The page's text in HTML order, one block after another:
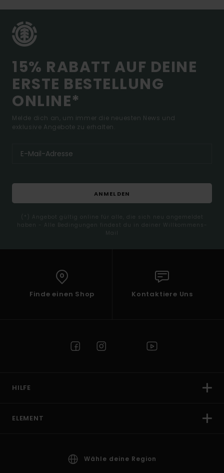
15% RABATT AUF DEINE
ERSTE BESTELLUNG
ONLINE*
Melde dich an, um immer die neuesten News und
exklusive Angebote zu erhalten.
ANMELDEN
(*) Angebot gültig online für alle, die sich neu angemeldet
haben - Alle Bedingungen findest du in deiner Willkommens-
Mail
Finde einen Shop Kontaktiere Uns
HILFE
ELEMENT
Wähle deine Region